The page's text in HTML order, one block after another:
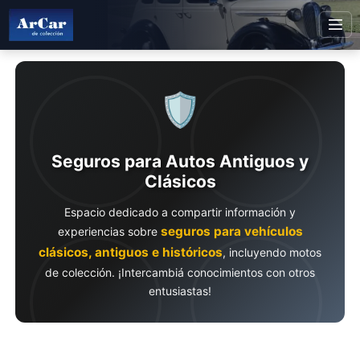
🛡️
Seguros para Autos Antiguos y
Clásicos
Espacio dedicado a compartir información y
experiencias sobre seguros para vehículos
clásicos, antiguos e históricos, incluyendo motos
de colección. ¡Intercambiá conocimientos con otros
entusiastas!